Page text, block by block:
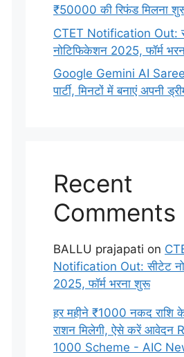
₹50000 की रिफंड मिलना
CTET Notification Out:
नोटिफिकेशन 2025, फॉर्म
Google Gemini AI Saree:
पार्टी, मिनटों में बनाएं अपनी
Recent
Comments
BALLU prajapati on
Notification Out: सीटेट
2025, फॉर्म भरना शुरू
हर महीने ₹1000 नकद राशि
राशन मिलेगी, ऐसे करें आवेदन
1000 Scheme - AIC